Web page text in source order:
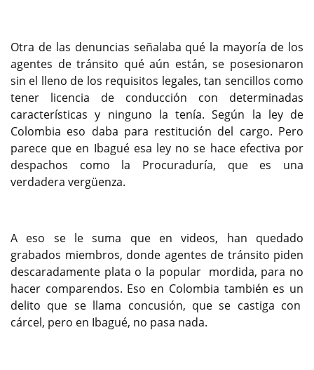
Otra de las denuncias señalaba qué la mayoría de los
agentes de tránsito qué aún están, se posesionaron
sin el lleno de los requisitos legales, tan sencillos como
tener licencia de conducción con determinadas
características y ninguno la tenía. Según la ley de
Colombia eso daba para restitución del cargo. Pero
parece que en Ibagué esa ley no se hace efectiva por
despachos como la Procuraduría, que es una
verdadera vergüenza.
A eso se le suma que en videos, han quedado
grabados miembros, donde agentes de tránsito piden
descaradamente plata o la popular mordida, para no
hacer comparendos. Eso en Colombia también es un
delito que se llama concusión, que se castiga con
cárcel, pero en Ibagué, no pasa nada.